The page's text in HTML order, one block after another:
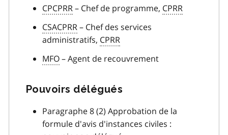
CPCPRR– Chef de programme, CPRR
CSACPRR– Chef des services
administratifs, CPRR
MFO– Agent de recouvrement
Pouvoirs délégués
Paragraphe 8 (2) Approbation de la
formule d'avis d'instances civiles :